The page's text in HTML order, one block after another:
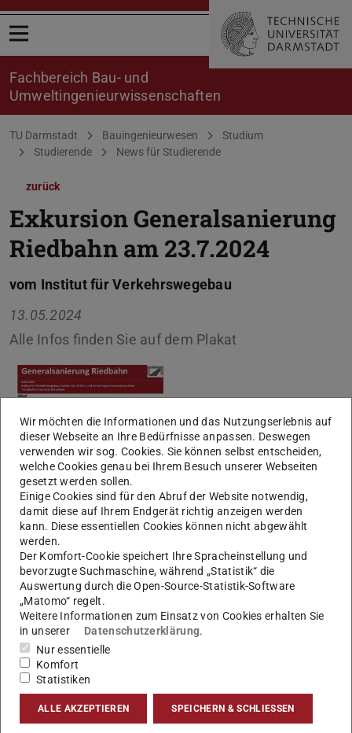
Menü öffnen
Fachbereich Bau- und
Umweltingenieurwissenschaften
Sie befinden sich hier:
TU Darmstadt Bauingenieurwesen
Studium
Studierende
News für Studierende
zurück
Exkursion Generalsanierung
Riedbahn am 23.7.2024
vom Institut für Verkehrswegebau
13.05.2024
Alle Infos finden Sie auf dem Plakat
KONTAKT
Wir möchten die Informationen und das Nutzungserlebnis auf
dieser Webseite an Ihre Bedürfnisse anpassen. Deswegen
verwenden wir sog. Cookies. Sie können selbst entscheiden,
welche Cookies genau bei Ihrem Besuch unserer Webseiten
gesetzt werden sollen.
Einige Cookies sind für den Abruf der Website notwendig,
damit diese auf Ihrem Endgerät richtig anzeigen werden
kann. Diese essentiellen Cookies können nicht abgewählt
werden.
Der Komfort-Cookie speichert Ihre Spracheinstellung und
bevorzugte Suchmaschine, während „Statistik“ die
Auswertung durch die Open-Source-Statistik-Software
„Matomo“ regelt.
Weitere Informationen zum Einsatz von Cookies erhalten Sie
in unserer
Datenschutzerklärung.
Nur essentielle
Komfort
Statistiken
ALLE AKZEPTIEREN SPEICHERN & SCHLIESSEN